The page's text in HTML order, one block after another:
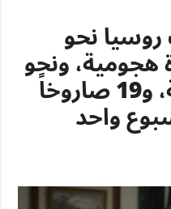
نحو
هجومية، ونحو
1500 قنبلة موجهة، و19 صاروخاً
واحد